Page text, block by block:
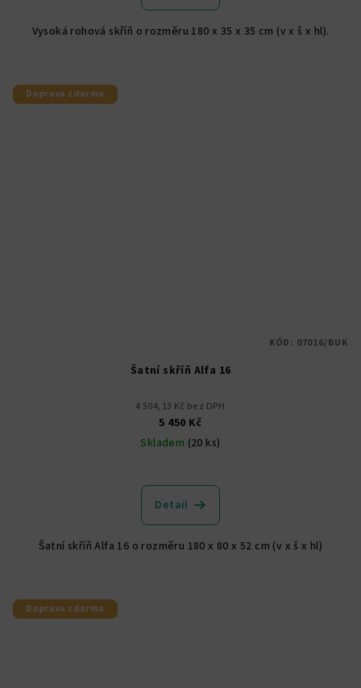
z
Vysoká rohová skříň o rozměru 180 x 35 x 35 cm (v x š x hl).
Doprava zdarma
Šatní skříň Alfa 16
4 504,13 Kč bez DPH
5 450 Kč
Skladem (20 ks)
hodnocení
produktu
z
Detail
Šatní skříň Alfa 16 o rozměru 180 x 80 x 52 cm (v x š x hl)
KÓD: 07016/BUK
Doprava zdarma